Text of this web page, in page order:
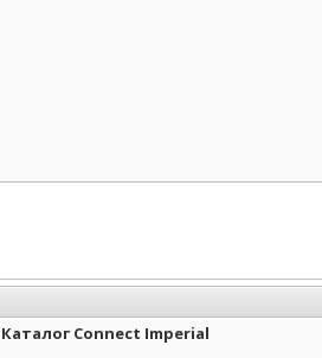
Каталог Connect Imperial